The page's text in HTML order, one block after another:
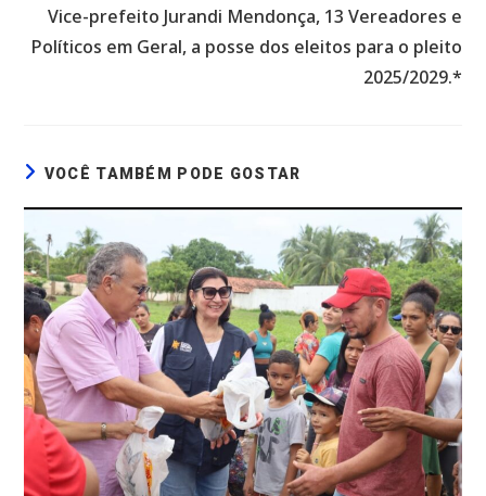
Vice-prefeito Jurandi Mendonça, 13 Vereadores e
Políticos em Geral, a posse dos eleitos para o pleito
2025/2029.*
VOCÊ TAMBÉM PODE GOSTAR